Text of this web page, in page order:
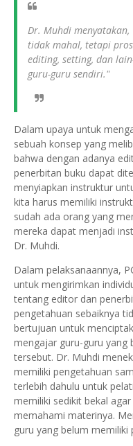
Dr. Muhdi
tidak mahal, tetapi
editing, setting, dan
guru-guru sendiri."
Dalam upaya untuk
sebuah konsep yang
bahwa dengan adanya
penerbitan buku dapat
menyiapkan instruktur
kita harus memiliki
sudah ada orang yang
mereka dapat menjadi
Dr. Muhdi.
Dalam pelaksanaannya,
untuk mengirimkan
tentang editor dan
pengetahuan sebaiknya
bertujuan untuk
mengajar guru-guru yang
tersebut. Dr. Muhdi
memiliki pengetahuan
terlebih dahulu untuk
memiliki sedikit bekal
memahami materinya.
guru yang belum memiliki